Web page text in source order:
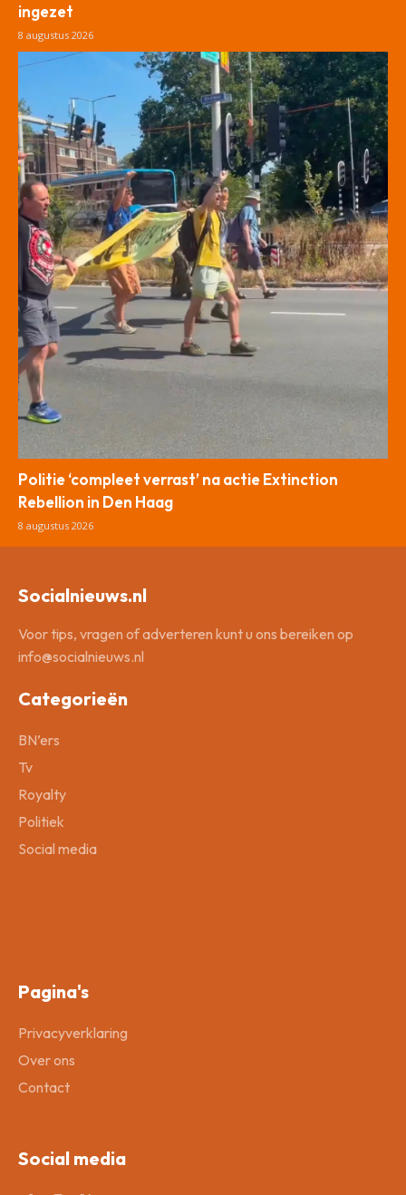
ingezet
8 augustus 2026
Politie ‘compleet verrast’ na actie Extinction
Rebellion in Den Haag
8 augustus 2026
Socialnieuws.nl
Voor tips, vragen of adverteren kunt u ons bereiken op
info@socialnieuws.nl
Categorieën
BN’ers
Tv
Royalty
Politiek
Social media
Pagina's
Privacyverklaring
Over ons
Contact
Social media